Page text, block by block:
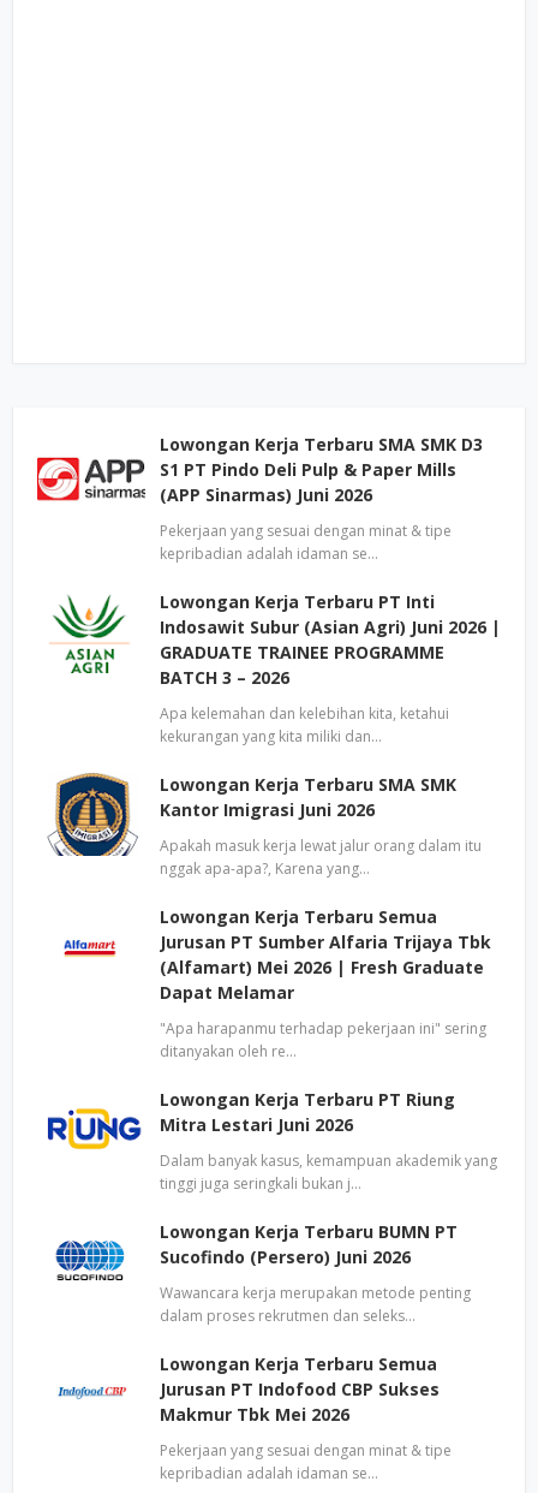
Lowongan Kerja Terbaru SMA SMK D3
S1 PT Pindo Deli Pulp & Paper Mills
(APP Sinarmas) Juni 2026
Pekerjaan yang sesuai dengan minat & tipe
kepribadian adalah idaman se…
Lowongan Kerja Terbaru PT Inti
Indosawit Subur (Asian Agri) Juni 2026 |
GRADUATE TRAINEE PROGRAMME
BATCH 3 – 2026
Apa kelemahan dan kelebihan kita, ketahui
kekurangan yang kita miliki dan…
Lowongan Kerja Terbaru SMA SMK
Kantor Imigrasi Juni 2026
Apakah masuk kerja lewat jalur orang dalam itu
nggak apa-apa?, Karena yang…
Lowongan Kerja Terbaru Semua
Jurusan PT Sumber Alfaria Trijaya Tbk
(Alfamart) Mei 2026 | Fresh Graduate
Dapat Melamar
"Apa harapanmu terhadap pekerjaan ini" sering
ditanyakan oleh re…
Lowongan Kerja Terbaru PT Riung
Mitra Lestari Juni 2026
Dalam banyak kasus, kemampuan akademik yang
tinggi juga seringkali bukan j…
Lowongan Kerja Terbaru BUMN PT
Sucofindo (Persero) Juni 2026
Wawancara kerja merupakan metode penting
dalam proses rekrutmen dan seleks…
Lowongan Kerja Terbaru Semua
Jurusan PT Indofood CBP Sukses
Makmur Tbk Mei 2026
Pekerjaan yang sesuai dengan minat & tipe
kepribadian adalah idaman se…